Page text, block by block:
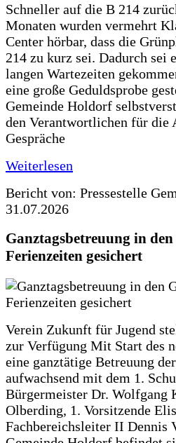
Schneller auf die B 214
Monaten wurden vermehrt
Center hörbar, dass die
214 zu kurz sei. Dadurch sei
langen Wartezeiten
eine große Geduldsprobe
Gemeinde Holdorf
den Verantwortlichen für die
Gespräche
Weiterlesen
Bericht von: Pressestelle
31.07.2026
Ganztagsbetreuung in
Ferienzeiten gesichert
Verein Zukunft für Jugend
zur Verfügung Mit Start des
eine ganztätige Betreuung
aufwachsend mit dem 1.
Bürgermeister Dr. Wolfgang
Olberding, 1. Vorsitzende
Fachbereichsleiter II Dennis